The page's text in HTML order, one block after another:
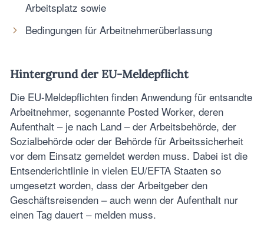
Arbeitsplatz sowie
Bedingungen für Arbeitnehmerüberlassung
Hintergrund der EU-Meldepflicht
Die EU-Meldepflichten finden Anwendung für entsandte
Arbeitnehmer, sogenannte Posted Worker, deren
Aufenthalt – je nach Land – der Arbeitsbehörde, der
Sozialbehörde oder der Behörde für Arbeitssicherheit
vor dem Einsatz gemeldet werden muss. Dabei ist die
Entsenderichtlinie in vielen EU/EFTA Staaten so
umgesetzt worden, dass der Arbeitgeber den
Geschäftsreisenden – auch wenn der Aufenthalt nur
einen Tag dauert – melden muss.